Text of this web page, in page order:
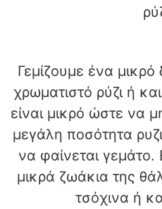
Γεμίζουμε ένα
χρωματιστό ρύζι ή
είναι μικρό ώστε να
μεγάλη ποσότητα
να φαίνεται
μικρά ζωάκια της
τσόχινα ή